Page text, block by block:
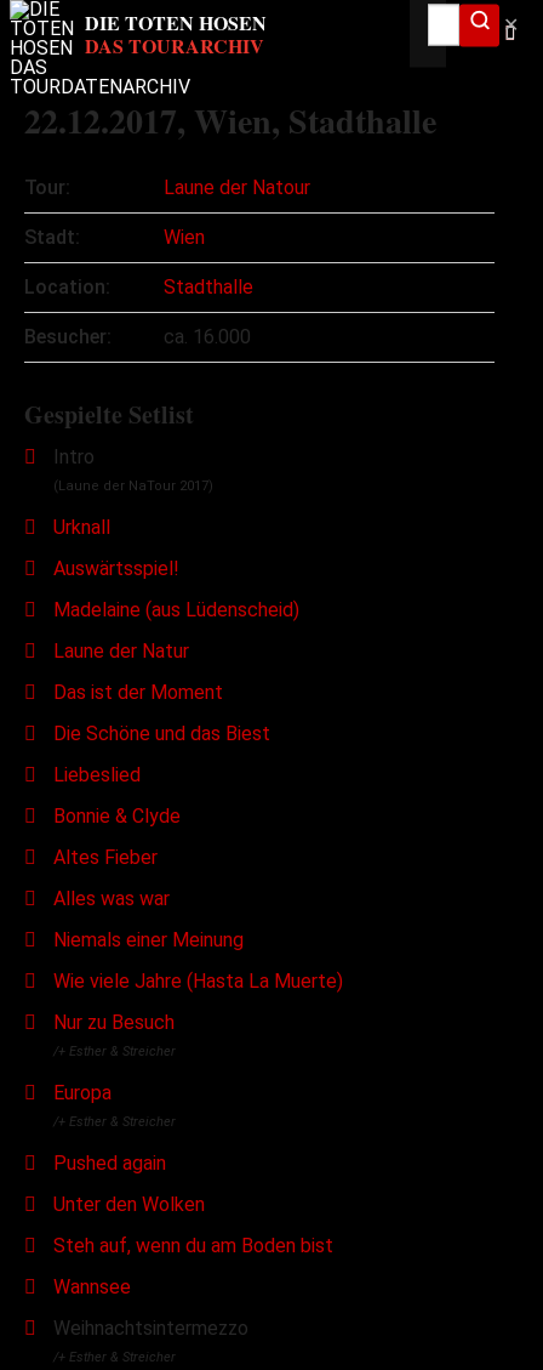
✕
22.12.2017, Wien, Stadthalle
Tour: Laune der Natour
Stadt: Wien
Location: Stadthalle
Besucher: ca. 16.000
Gespielte Setlist
Intro
(Laune der NaTour 2017)
Urknall
Auswärtsspiel!
Madelaine (aus Lüdenscheid)
Laune der Natur
Das ist der Moment
Die Schöne und das Biest
Liebeslied
Bonnie & Clyde
Altes Fieber
Alles was war
Niemals einer Meinung
Wie viele Jahre (Hasta La Muerte)
Nur zu Besuch
/+ Esther & Streicher
Europa
/+ Esther & Streicher
Pushed again
Unter den Wolken
Steh auf, wenn du am Boden bist
Wannsee
Weihnachtsintermezzo
/+ Esther & Streicher